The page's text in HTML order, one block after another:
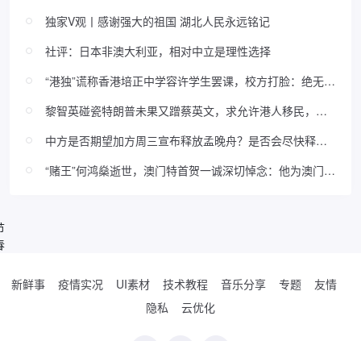
独家V观丨感谢强大的祖国 湖北人民永远铭记
社评：日本非澳大利亚，相对中立是理性选择
“港独”谎称香港培正中学容许学生罢课，校方打脸：绝无此
黎智英碰瓷特朗普未果又蹭蔡英文，求允许港人移民，评
中方是否期望加方周三宣布释放孟晚舟？是否会尽快释放
“赌王”何鸿燊逝世，澳门特首贺一诚深切悼念：他为澳门繁
新鲜事 疫情实况 UI素材 技术教程 音乐分享 专题
友情
隐私
云优化